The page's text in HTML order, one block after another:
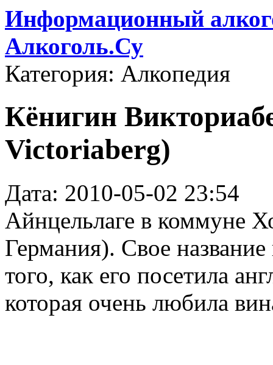
Информационный
Алкоголь.Су
Категория: Алкопедия
Кёнигин
Victoriaberg)
Дата: 2010-05-02 23:54
Айнцельлаге в коммуне
Германия). Свое
того, как его посетила
которая очень любила